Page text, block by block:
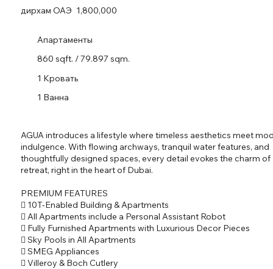
Апартаменты
860 sqft. / 79.897 sqm.
1 Кровать
1 Ванна
AGUA introduces a lifestyle where timeless aesthetics meet
indulgence. With flowing archways, tranquil water features, and
thoughtfully designed spaces, every detail evokes the charm of
retreat, right in the heart of Dubai.
PREMIUM FEATURES
 10T-Enabled Building & Apartments
 All Apartments include a Personal Assistant Robot
 Fully Furnished Apartments with Luxurious Decor Pieces
 Sky Pools in All Apartments
 SMEG Appliances
 Villeroy & Boch Cutlery
1,800,000
дирхам ОАЭ